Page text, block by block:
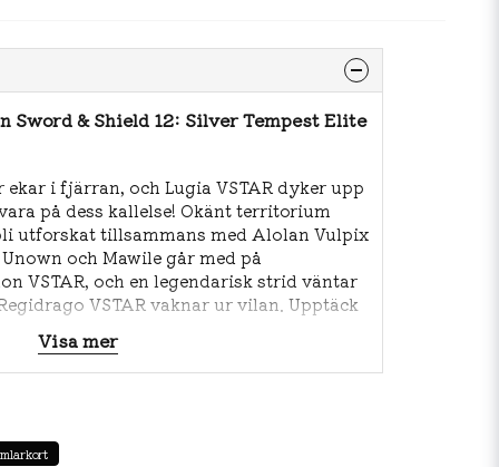
Sword & Shield 12: Silver Tempest Elite
i fjärran, och Lugia VSTAR dyker upp
på dess kallelse! Okänt territorium
utforskat tillsammans med Alolan Vulpix
och Mawile går med på
VSTAR, och en legendarisk strid väntar
VSTAR vaknar ur vilan. Upptäck
Booster Pack
Visa mer